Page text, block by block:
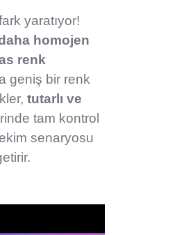
yaratıyor!
homojen
renk
geniş bir renk
tutarlı ve
tam kontrol
senaryosu